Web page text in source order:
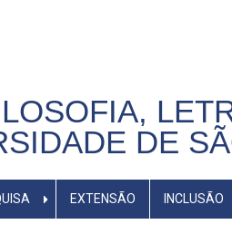
DE
EXTENSÃO INCLUSÃO